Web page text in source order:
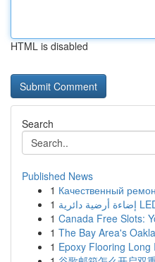
HTML is disabled
Search
Published News
1 Качественный
1
1 Canada Free Slots:
1 The Bay Area's
1 Epoxy Flooring Long